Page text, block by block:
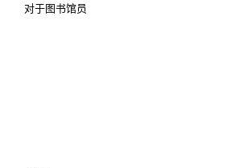
对于图书馆员